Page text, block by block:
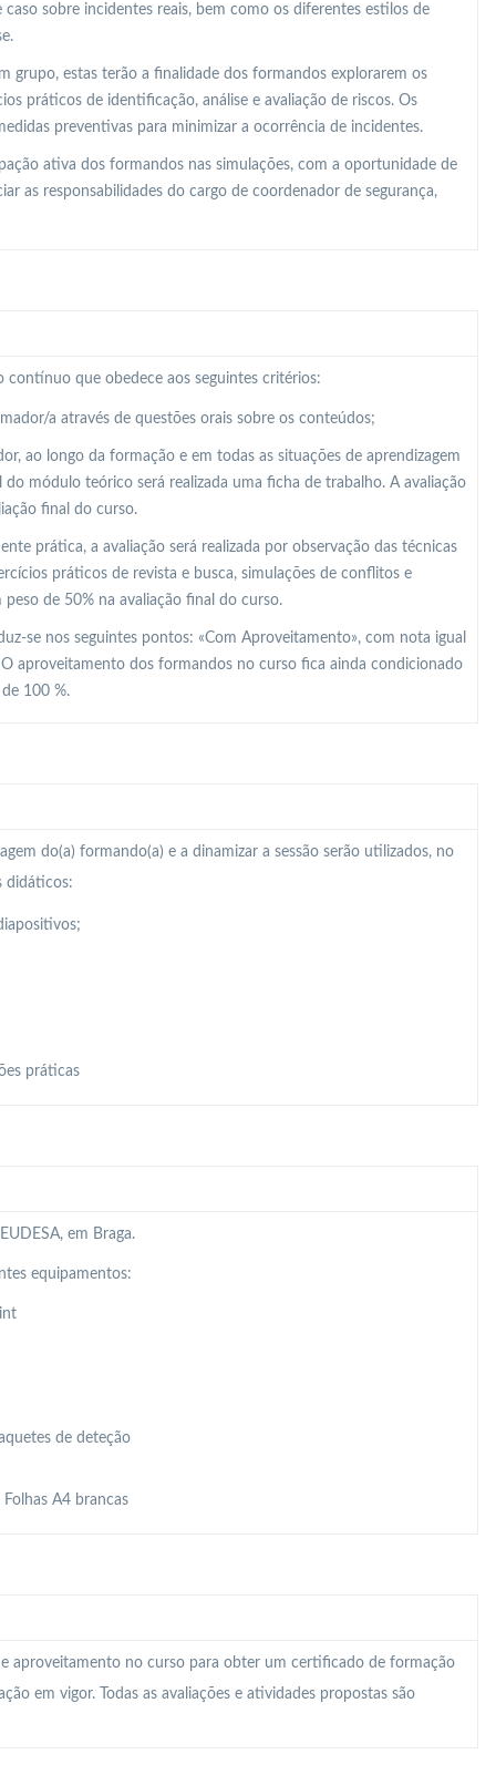
sobre incidentes reais, bem como os diferentes estilos de
grupo, estas terão a finalidade dos formandos explorarem os
práticos de identificação, análise e avaliação de riscos. Os
preventivas para minimizar a ocorrência de incidentes.
ativa dos formandos nas simulações, com a oportunidade de
as responsabilidades do cargo de coordenador de segurança,
contínuo que obedece aos seguintes critérios:
a através de questões orais sobre os conteúdos;
ao longo da formação e em todas as situações de aprendizagem
módulo teórico será realizada uma ficha de trabalho. A avaliação
final do curso.
prática, a avaliação será realizada por observação das técnicas
práticos de revista e busca, simulações de conflitos e
de 50% na avaliação final do curso.
se nos seguintes pontos: «Com Aproveitamento», com nota igual
aproveitamento dos formandos no curso fica ainda condicionado
100 %.
do(a) formando(a) e a dinamizar a sessão serão utilizados, no
didáticos:
práticas
em Braga.
equipamentos:
de deteção
A4 brancas
aproveitamento no curso para obter um certificado de formação
em vigor. Todas as avaliações e atividades propostas são